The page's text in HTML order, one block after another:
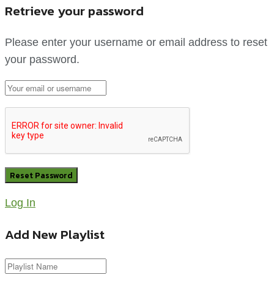
Retrieve your password
Please enter your username or email address to reset
your password.
Log In
Add New Playlist